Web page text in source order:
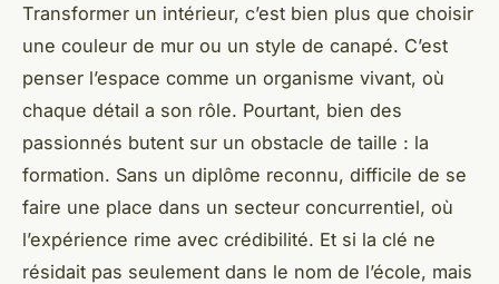
Transformer un intérieur, c’est bien plus que choisir
une couleur de mur ou un style de canapé. C’est
penser l’espace comme un organisme vivant, où
chaque détail a son rôle. Pourtant, bien des
passionnés butent sur un obstacle de taille : la
formation. Sans un diplôme reconnu, difficile de se
faire une place dans un secteur concurrentiel, où
l’expérience rime avec crédibilité. Et si la clé ne
résidait pas seulement dans le nom de l’école, mais